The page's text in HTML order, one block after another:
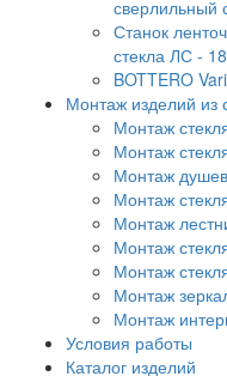
сверлильный
Станок
стекла ЛС -
BOTTERO
Монтаж изделий из
Монтаж
Монтаж
Монтаж
Монтаж
Монтаж
Монтаж
Монтаж
Монтаж
Монтаж
Условия работы
Каталог изделий